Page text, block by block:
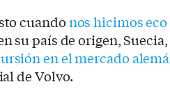
cuandonos hicimos
su país de origen,
en el mercado
de Volvo.